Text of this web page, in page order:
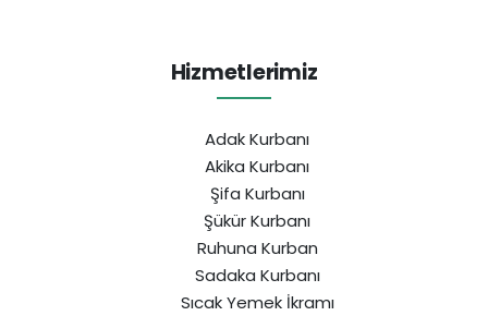
Hizmetlerimiz
Adak Kurbanı
Akika Kurbanı
Şifa Kurbanı
Şükür Kurbanı
Ruhuna Kurban
Sadaka Kurbanı
Sıcak Yemek İkramı